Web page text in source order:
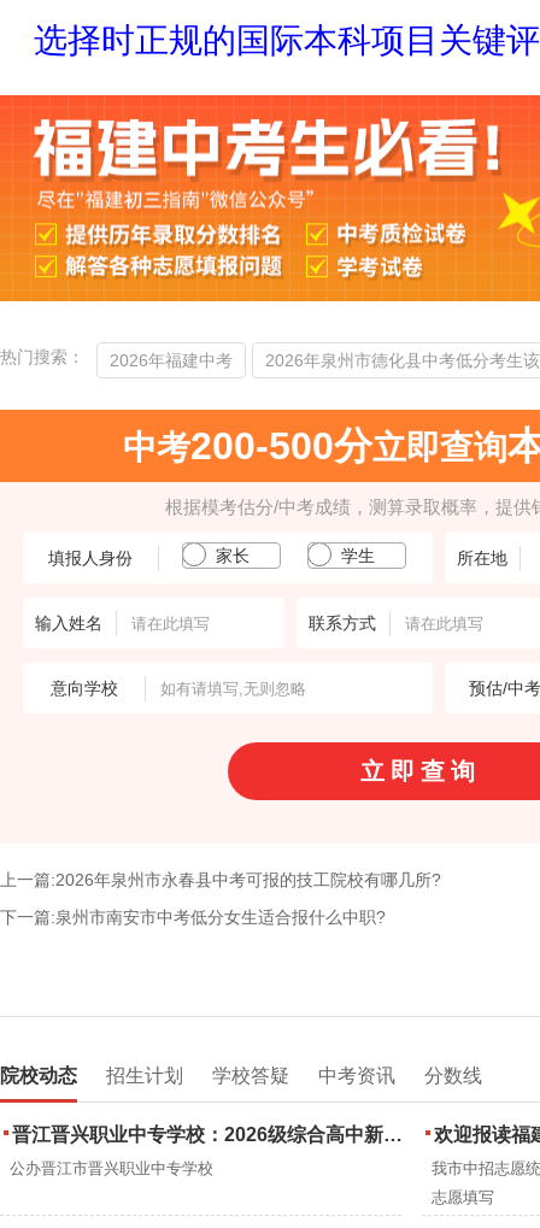
选择时正规的国际本科项目关键
热门搜索： 2026年福建中考 2026年泉州市德化县中考低分考生
中考200-500分立即查询
根据模考估分/中考成绩，测算录取概率，提供
填报人身份 家长 学生 所在地
输入姓名 联系方式
意向学校 预估/中
上一篇:2026年泉州市永春县中考可报的技工院校有哪几所?
下一篇:泉州市南安市中考低分女生适合报什么中职?
院校动态 招生计划 学校答疑 中考资讯 分数线
晋江晋兴职业中专学校：2026级综合高中新生到校注册通知
公办晋江市晋兴职业中专学校
欢迎报读福建省
我市中招志愿
志愿填写